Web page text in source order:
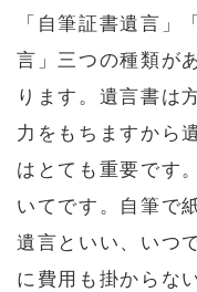
「自筆証書遺言」
言」三つの種類が
ります。遺言書は
力をもちますから
はとても重要です
いてです。自筆で
遺言といい、いつ
に費用も掛からな